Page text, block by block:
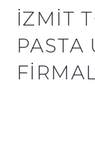
İZMIT
PASTA